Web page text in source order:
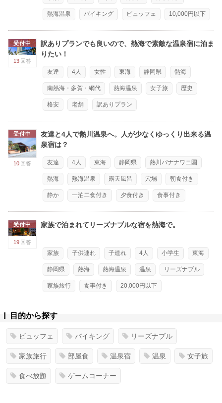
熱海温泉 バイキング ビュッフェ 10,000円以下
受付中
13 回答
訳ありプランでも良いので、熱海で素敵な温泉宿に泊ま
りたい！
友達 4人 女性 東海 静岡県 熱海
南熱海・多賀・網代 熱海温泉 女子旅 歴史
格安 老舗 訳ありプラン
受付中
10 回答
友達と4人で熱川温泉へ。人が少なくゆっくり出来る温
泉宿は？
友達 4人 東海 静岡県 熱川バナナワニ園
熱海 熱海温泉 露天風呂 穴場 朝食付き
静か 一泊二食付き 夕食付き 食事付き
受付中
19 回答
家族で泊まれてリーズナブルな宿を熱海で。
家族 子供連れ 子連れ 4人 小学生 東海
静岡県 熱海 熱海温泉 温泉 リーズナブル
家族旅行 食事付き 20,000円以下
目的から探す
ビュッフェ バイキング リーズナブル
家族旅行 部屋食 温泉宿 温泉 女子旅
食べ放題 ゲームコーナー